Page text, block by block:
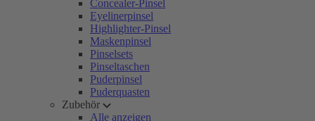
Concealer-Pinsel
Eyelinerpinsel
Highlighter-Pinsel
Maskenpinsel
Pinselsets
Pinseltaschen
Puderpinsel
Puderquasten
Zubehör
Alle anzeigen